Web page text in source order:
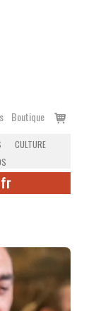
Boutique
Voir
CULTURE